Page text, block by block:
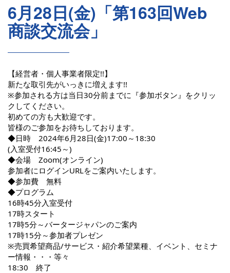
6月28日(金)「第163回Web
商談交流会」
【経営者・個人事業者限定!!】
新たな取引先がいっきに増えます!!
※参加される方は当日30分前までに『参加ボタン』をクリッ
クしてください。
初めての方も大歓迎です。
皆様のご参加をお待ちしております。
◆日時 2024年6月28日(金)17:00～18:30
(入室受付16:45～)
◆会場 Zoom(オンライン)
参加者にログインURLをご案内いたします。
◆参加費 無料
◆プログラム
16時45分入室受付
17時スタート
17時5分～バータージャパンのご案内
17時15分～参加者プレゼン
※売買希望商品/サービス・紹介希望業種、イベント、セミナ
ー情報・・・等々
18:30 終了